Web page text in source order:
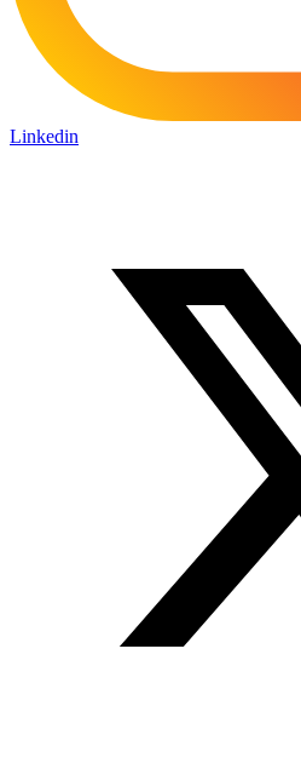
Linkedin